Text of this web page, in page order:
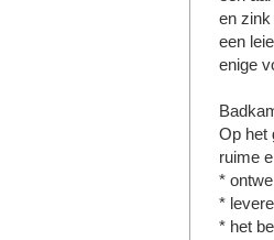
en zink
een
enige
Op het
ruime
*
*
* het